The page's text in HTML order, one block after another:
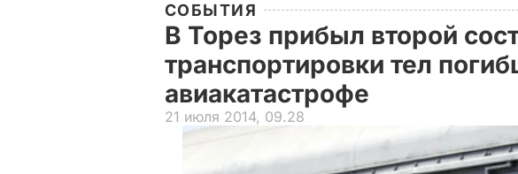
СОБЫТИЯ
В Торез прибыл второй
транспортировки тел
авиакатастрофе
21 июля 2014, 09.28